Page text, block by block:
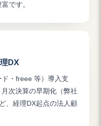
です。
DX
・freee 等）導入支
次決算の早期化（弊社
、経理DX起点の法人顧